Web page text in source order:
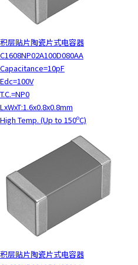
积层贴片陶瓷片式电容器
C1608NP02A100D080AA
Capacitance=10pF
Edc=100V
T.C.=NP0
LxWxT:1.6x0.8x0.8mm
High Temp. (Up to 150ºC)
积层贴片陶瓷片式电容器